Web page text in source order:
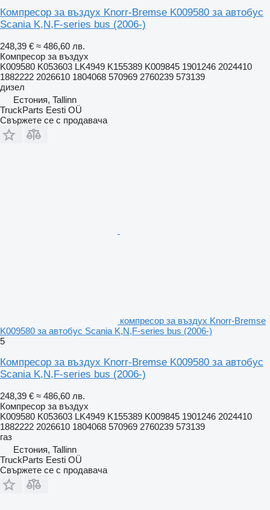
Компресор за въздух Knorr-Bremse K009580 за автобус
Scania K,N,F-series bus (2006-)
248,39 € ≈ 486,60 лв.
Компресор за въздух
K009580 K053603 LK4949 K155389 K009845 1901246 2024410
1882222 2026610 1804068 570969 2760239 573139
дизел
Естония, Tallinn
TruckParts Eesti OÜ
Свържете се с продавача
компресор за въздух Knorr-Bremse
K009580 за автобус Scania K,N,F-series bus (2006-)
5
Компресор за въздух Knorr-Bremse K009580 за автобус
Scania K,N,F-series bus (2006-)
248,39 € ≈ 486,60 лв.
Компресор за въздух
K009580 K053603 LK4949 K155389 K009845 1901246 2024410
1882222 2026610 1804068 570969 2760239 573139
газ
Естония, Tallinn
TruckParts Eesti OÜ
Свържете се с продавача